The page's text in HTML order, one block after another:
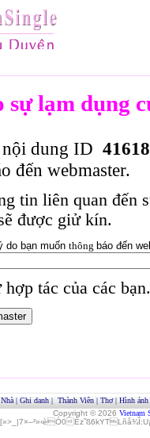
sự lạm dụng
dung ID
đến webmaster.
tin liên quan đến
được giử kín.
do bạn muốn thông báo đến
tác của các bạn.
Nhà | Ghi danh | Thành Viên | Thơ| Hình ảnh
Copyright © 2026 Vietnam